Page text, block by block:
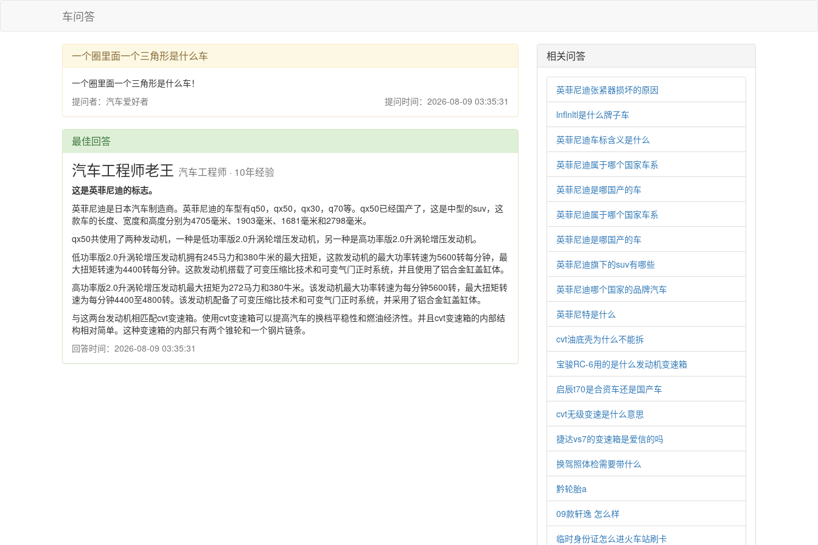
车问答
一个圈里面一个三角形是什么车
一个圈里面一个三角形是什么车！
提问者：汽车爱好者
提问时间：2026-08-09 03:35:31
最佳回答
汽车工程师老王 汽车工程师 · 10年经验
这是英菲尼迪的标志。
英菲尼迪是日本汽车制造商。英菲尼迪的车型有q50，qx50，qx30，q70等。qx50已经国产了，这是中型的suv，这
款车的长度、宽度和高度分别为4705毫米、1903毫米、1681毫米和2798毫米。
qx50共使用了两种发动机，一种是低功率版2.0升涡轮增压发动机，另一种是高功率版2.0升涡轮增压发动机。
低功率版2.0升涡轮增压发动机拥有245马力和380牛米的最大扭矩，这款发动机的最大功率转速为5600转每分钟，最
大扭矩转速为4400转每分钟。这款发动机搭载了可变压缩比技术和可变气门正时系统，并且使用了铝合金缸盖缸体。
高功率版2.0升涡轮增压发动机最大扭矩为272马力和380牛米。该发动机最大功率转速为每分钟5600转，最大扭矩转
速为每分钟4400至4800转。该发动机配备了可变压缩比技术和可变气门正时系统，并采用了铝合金缸盖缸体。
与这两台发动机相匹配cvt变速箱。使用cvt变速箱可以提高汽车的换档平稳性和燃油经济性。并且cvt变速箱的内部结
构相对简单。这种变速箱的内部只有两个锥轮和一个钢片链条。
回答时间：2026-08-09 03:35:31
相关问答
英菲尼迪张紧器损坏的原因
lnflnltl是什么牌子车
英菲尼迪车标含义是什么
英菲尼迪属于哪个国家车系
英菲尼迪是哪国产的车
英菲尼迪属于哪个国家车系
英菲尼迪是哪国产的车
英菲尼迪旗下的suv有哪些
英菲尼迪哪个国家的品牌汽车
英菲尼特是什么
cvt油底壳为什么不能拆
宝骏RC-6用的是什么发动机变速箱
启辰t70是合资车还是国产车
cvt无级变速是什么意思
捷达vs7的变速箱是爱信的吗
换驾照体检需要带什么
黔轮胎a
09款轩逸 怎么样
临时身份证怎么进火车站刷卡